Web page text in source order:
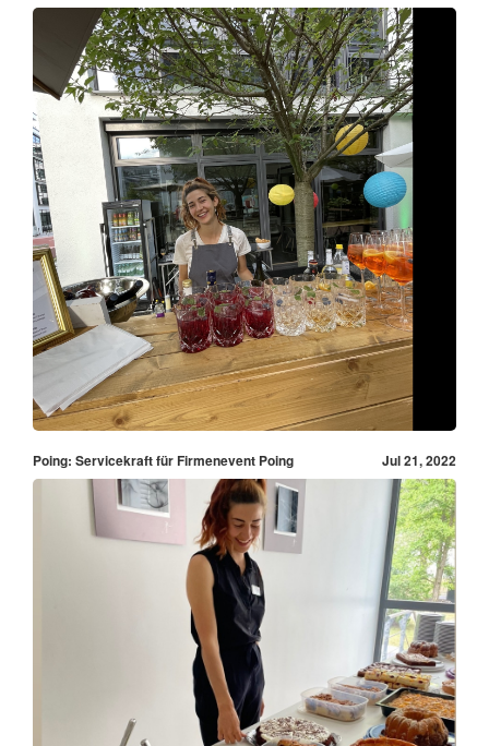
Poing: Servicekraft für Firmenevent Poing Jul 21, 2022